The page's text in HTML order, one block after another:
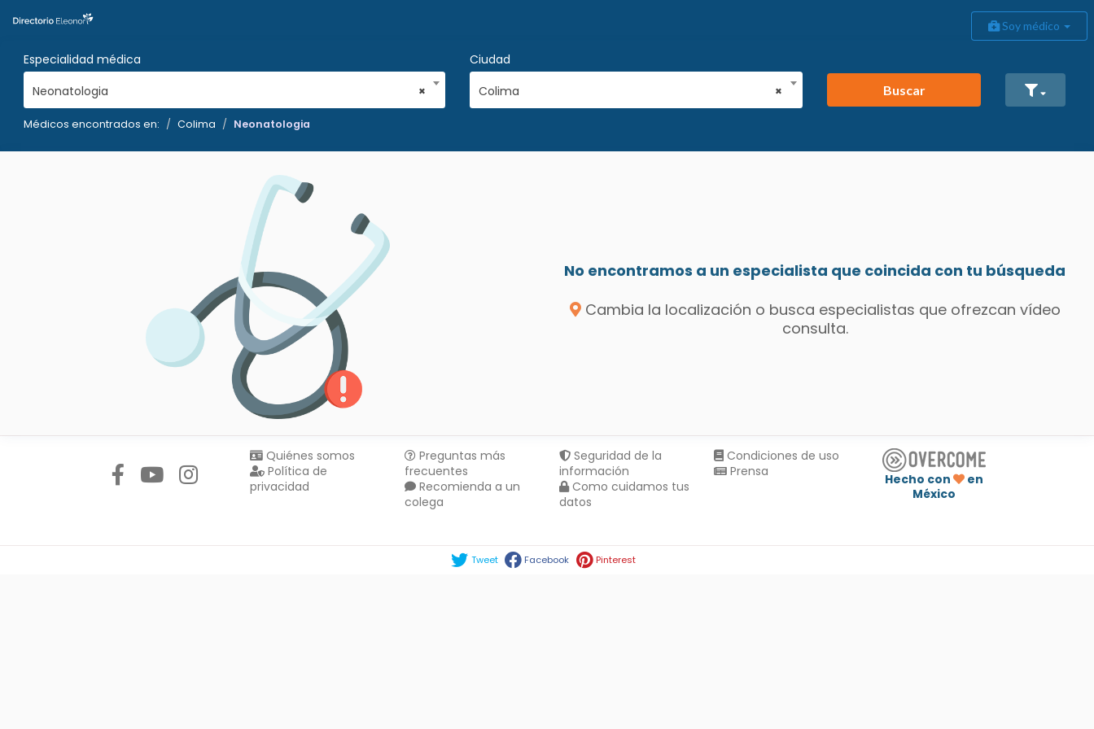
Soy médico
Especialidad médica
×
Neonatologia
Ciudad
×
Colima Buscar
Médicos encontrados en: Colima Neonatologia
No encontramos a un especialista que coincida con tu búsqueda
Cambia la localización o busca especialistas que ofrezcan vídeo
consulta.
Quiénes somos
Política de
privacidad
Preguntas más
frecuentes
Recomienda a un
colega
Seguridad de la
información
Como cuidamos tus
datos
Condiciones de uso
Prensa
Hecho con
en
México
Tweet Facebook Pinterest